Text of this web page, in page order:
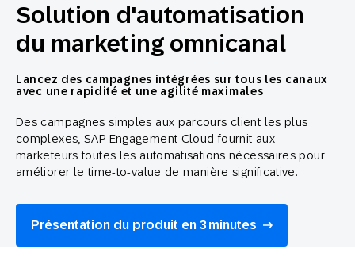
Solution d'automatisation
du marketing omnicanal
Lancez des campagnes intégrées sur tous les canaux
avec une rapidité et une agilité maximales
Des campagnes simples aux parcours client les plus
complexes, SAP Engagement Cloud fournit aux
marketeurs toutes les automatisations nécessaires pour
améliorer le time-to-value de manière significative.
Présentation du produit en 3 minutes